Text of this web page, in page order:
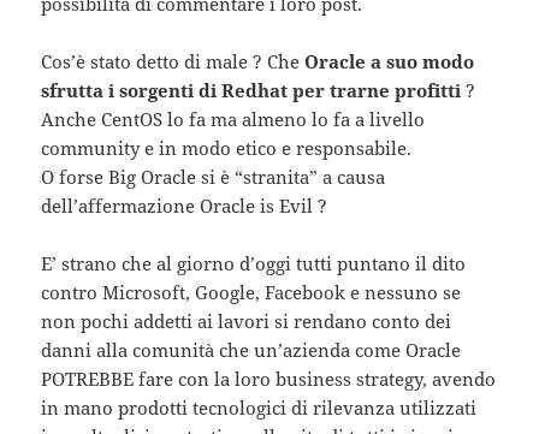
Cos’è stato detto di male ? CheOracle a suo modo
sfrutta i sorgenti di Redhat per trarne profitti?
Anche CentOS lo fa ma almeno lo fa a livello
community e in modo etico e responsabile.
O forse Big Oracle si è “stranita” a causa
dell’affermazione Oracle is Evil ?
E’ strano che al giorno d’oggi tutti puntano il dito
contro Microsoft, Google, Facebook e nessuno se
non pochi addetti ai lavori si rendano conto dei
danni alla comunità che un’azienda come Oracle
POTREBBE fare con la loro business strategy, avendo
in mano prodotti tecnologici di rilevanza utilizzati